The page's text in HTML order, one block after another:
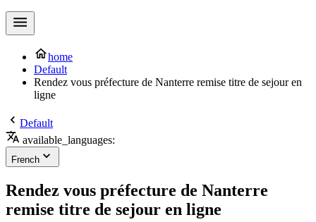
home
Default
Rendez vous préfecture de Nanterre remise titre de sejour en
ligne
Default
available_languages:
French
Rendez vous préfecture de Nanterre
remise titre de sejour en ligne